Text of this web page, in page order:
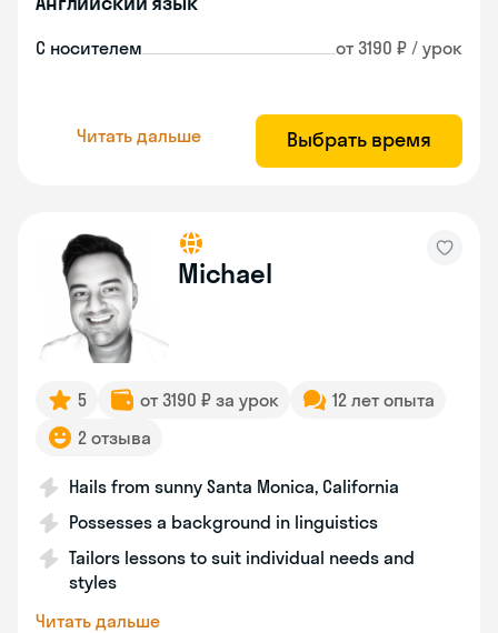
С носителем от 3190 ₽ / урок
Читать дальше Выбрать время
Michael
5 от 3190 ₽ за урок
12 лет опыта
2 отзыва
Hails from sunny Santa Monica, California
Possesses a background in linguistics
Tailors lessons to suit individual needs and
styles
Читать дальше